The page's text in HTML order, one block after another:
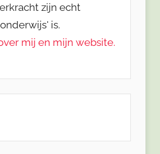
zijn echt
is.
mij en mijn website.